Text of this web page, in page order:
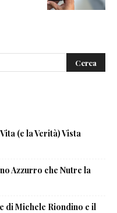
(e la Verità) Vista
Azzurro che Nutre la
di Michele Riondino e il